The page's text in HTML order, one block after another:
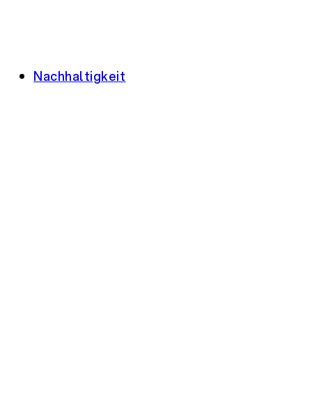
Nachhaltigkeit